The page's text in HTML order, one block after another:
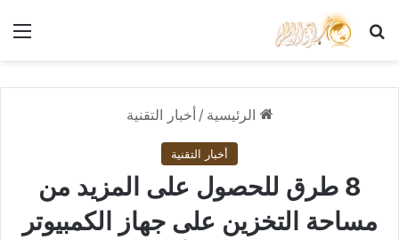
بحث عن
الرئيسية / أخبار التقنية
أخبار التقنية
8 طرق للحصول على المزيد من
مساحة التخزين على جهاز الكمبيوتر